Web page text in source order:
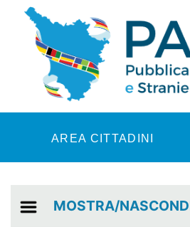
Skip to main content
AREA CITTADINI
MOSTRA/